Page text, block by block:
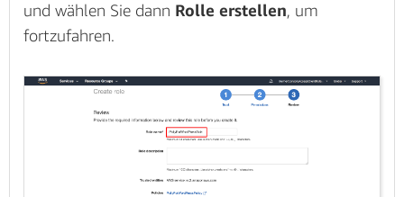
und wählen Sie dann Rolle erstellen, um
fortzufahren.